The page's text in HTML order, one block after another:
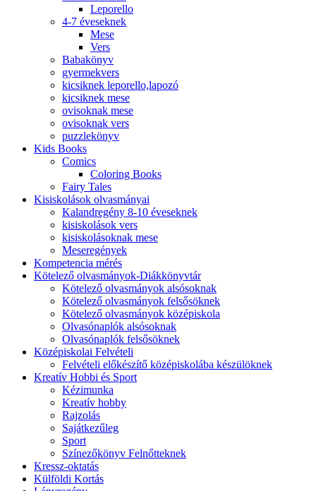
Leporello
4-7 éveseknek
Mese
Vers
Babakönyv
gyermekvers
kicsiknek leporello,lapozó
kicsiknek mese
ovisoknak mese
ovisoknak vers
puzzlekönyv
Kids Books
Comics
Coloring Books
Fairy Tales
Kisiskolások olvasmányai
Kalandregény 8-10 éveseknek
kisiskolások vers
kisiskolásoknak mese
Meseregények
Kompetencia mérés
Kötelező olvasmányok-Diákkönyvtár
Kötelező olvasmányok alsósoknak
Kötelező olvasmányok felsősöknek
Kötelező olvasmányok középiskola
Olvasónaplók alsósoknak
Olvasónaplók felsősöknek
Középiskolai Felvételi
Felvételi előkészítő középiskolába készülöknek
Kreatív Hobbi és Sport
Kézimunka
Kreatív hobby
Rajzolás
Sajátkezűleg
Sport
Színezőkönyv Felnőtteknek
Kressz-oktatás
Külföldi Kortás